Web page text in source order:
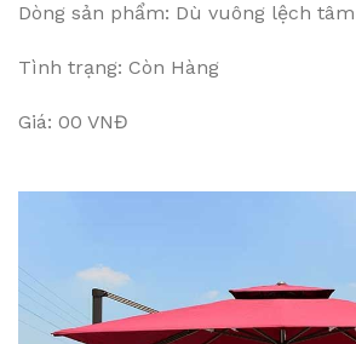
Dòng sản phẩm: Dù vuông lệch tâm
Tình trạng: Còn Hàng
Giá: 00 VNĐ